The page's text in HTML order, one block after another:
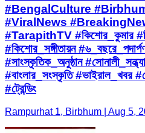
#BengalCulture
#ViralNews
#TarapithTV #কিশোর_কুমার
#কিশোর_সঙ্গীতায়ন
#সাংস্কৃতিক_অনুষ্ঠান
#বাংলার_সংস্কৃতি #ভাইরাল_খবর
#ট্রেন্ডিং
Rampurhat 1, Birbhum | Aug 5,